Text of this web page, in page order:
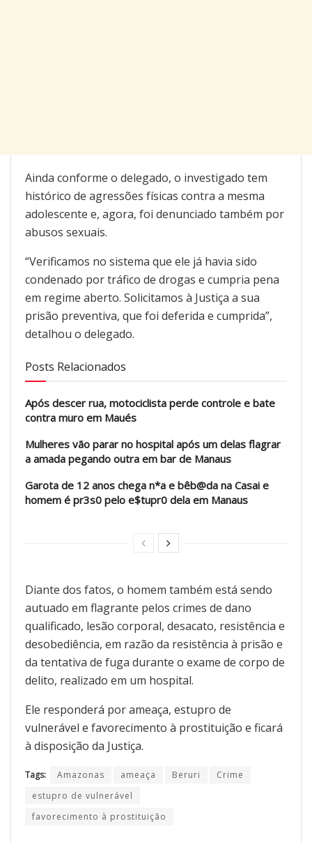
Ainda conforme o delegado, o investigado tem
histórico de agressões físicas contra a mesma
adolescente e, agora, foi denunciado também por
abusos sexuais.
“Verificamos no sistema que ele já havia sido
condenado por tráfico de drogas e cumpria pena
em regime aberto. Solicitamos à Justiça a sua
prisão preventiva, que foi deferida e cumprida”,
detalhou o delegado.
Posts Relacionados
Após descer rua, motociclista perde controle e bate
contra muro em Maués
Mulheres vão parar no hospital após um delas flagrar
a amada pegando outra em bar de Manaus
Garota de 12 anos chega n*a e bêb@da na Casai e
homem é pr3s0 pelo e$tupr0 dela em Manaus
Diante dos fatos, o homem também está sendo
autuado em flagrante pelos crimes de dano
qualificado, lesão corporal, desacato, resistência e
desobediência, em razão da resistência à prisão e
da tentativa de fuga durante o exame de corpo de
delito, realizado em um hospital.
Ele responderá por ameaça, estupro de
vulnerável e favorecimento à prostituição e ficará
à disposição da Justiça.
Tags: Amazonas ameaça Beruri
Crime
estupro de vulnerável
favorecimento à prostituição